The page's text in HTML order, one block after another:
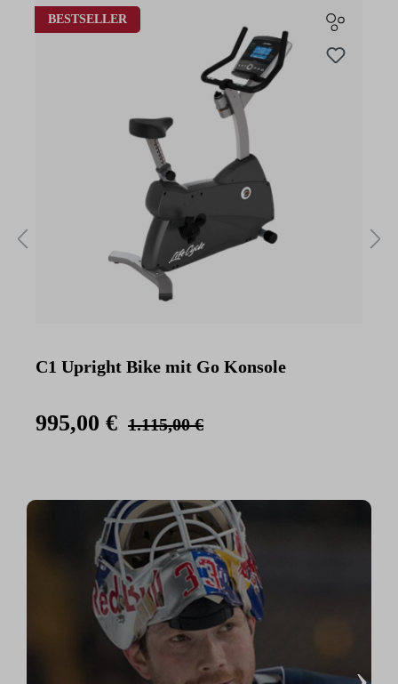
Produktgalerie überspringen
BESTSELLER
C1 Upright Bike mit Go Konsole
995,00 € 1.115,00 €